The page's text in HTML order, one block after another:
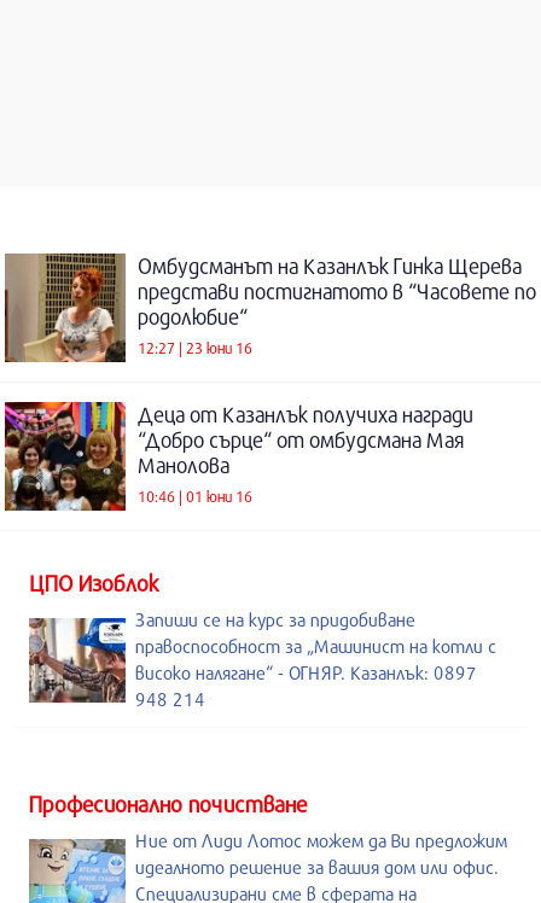
Омбудсманът на Казанлък Гинка Щерева
представи постигнатото в “Часовете по
родолюбие“
12:27 | 23 юни 16
Деца от Казанлък получиха награди
“Добро сърце“ от омбудсмана Мая
Манолова
10:46 | 01 юни 16
ЦПО Изоблок
Запиши се на курс за придобиване
правоспособност за „Машинист на котли с
високо налягане“ - ОГНЯР. Казанлък: 0897
948 214
Професионално почистване
Ние от Лиди Лотос можем да Ви предложим
идеалното решение за вашия дом или офис.
Специализирани сме в сферата на